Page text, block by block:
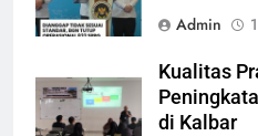
Admin
Kualitas
di Kalbar